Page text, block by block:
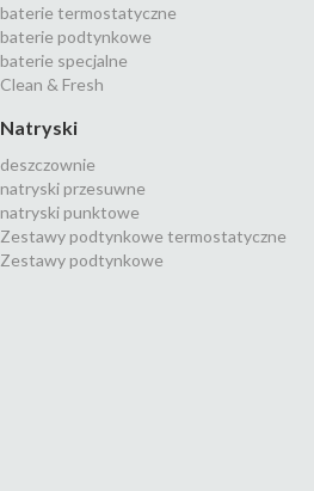
baterie termostatyczne
baterie podtynkowe
baterie specjalne
Clean & Fresh
Natryski
deszczownie
natryski przesuwne
natryski punktowe
Zestawy podtynkowe termostatyczne
Zestawy podtynkowe